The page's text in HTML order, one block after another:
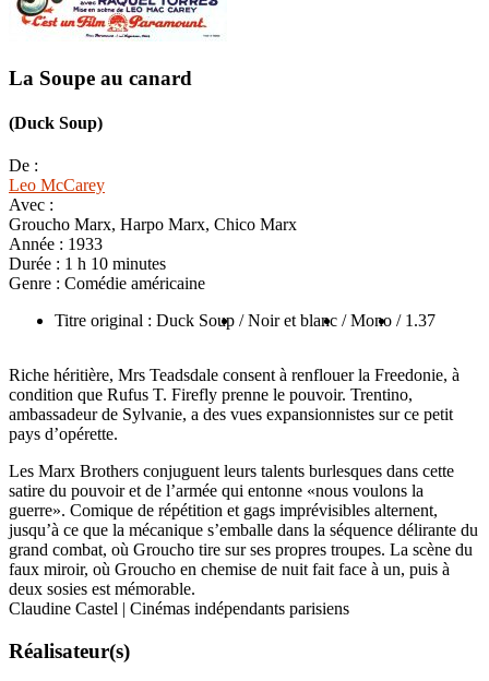
La Soupe au canard
(Duck Soup)
De :
Leo McCarey
Avec :
Groucho Marx, Harpo Marx, Chico Marx
Année : 1933
Durée : 1 h 10 minutes
Genre : Comédie américaine
Titre original : Duck Soup / Noir et blanc / Mono / 1.37
Riche héritière, Mrs Teadsdale consent à renflouer la Freedonie, à
condition que Rufus T. Firefly prenne le pouvoir. Trentino,
ambassadeur de Sylvanie, a des vues expansionnistes sur ce petit
pays d’opérette.
Les Marx Brothers conjuguent leurs talents burlesques dans cette
satire du pouvoir et de l’armée qui entonne «nous voulons la
guerre». Comique de répétition et gags imprévisibles alternent,
jusqu’à ce que la mécanique s’emballe dans la séquence délirante du
grand combat, où Groucho tire sur ses propres troupes. La scène du
faux miroir, où Groucho en chemise de nuit fait face à un, puis à
deux sosies est mémorable.
Claudine Castel | Cinémas indépendants parisiens
Réalisateur(s)